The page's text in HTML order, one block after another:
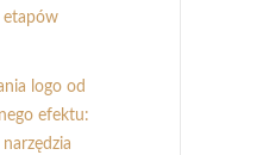
etapów
logo od
efektu: